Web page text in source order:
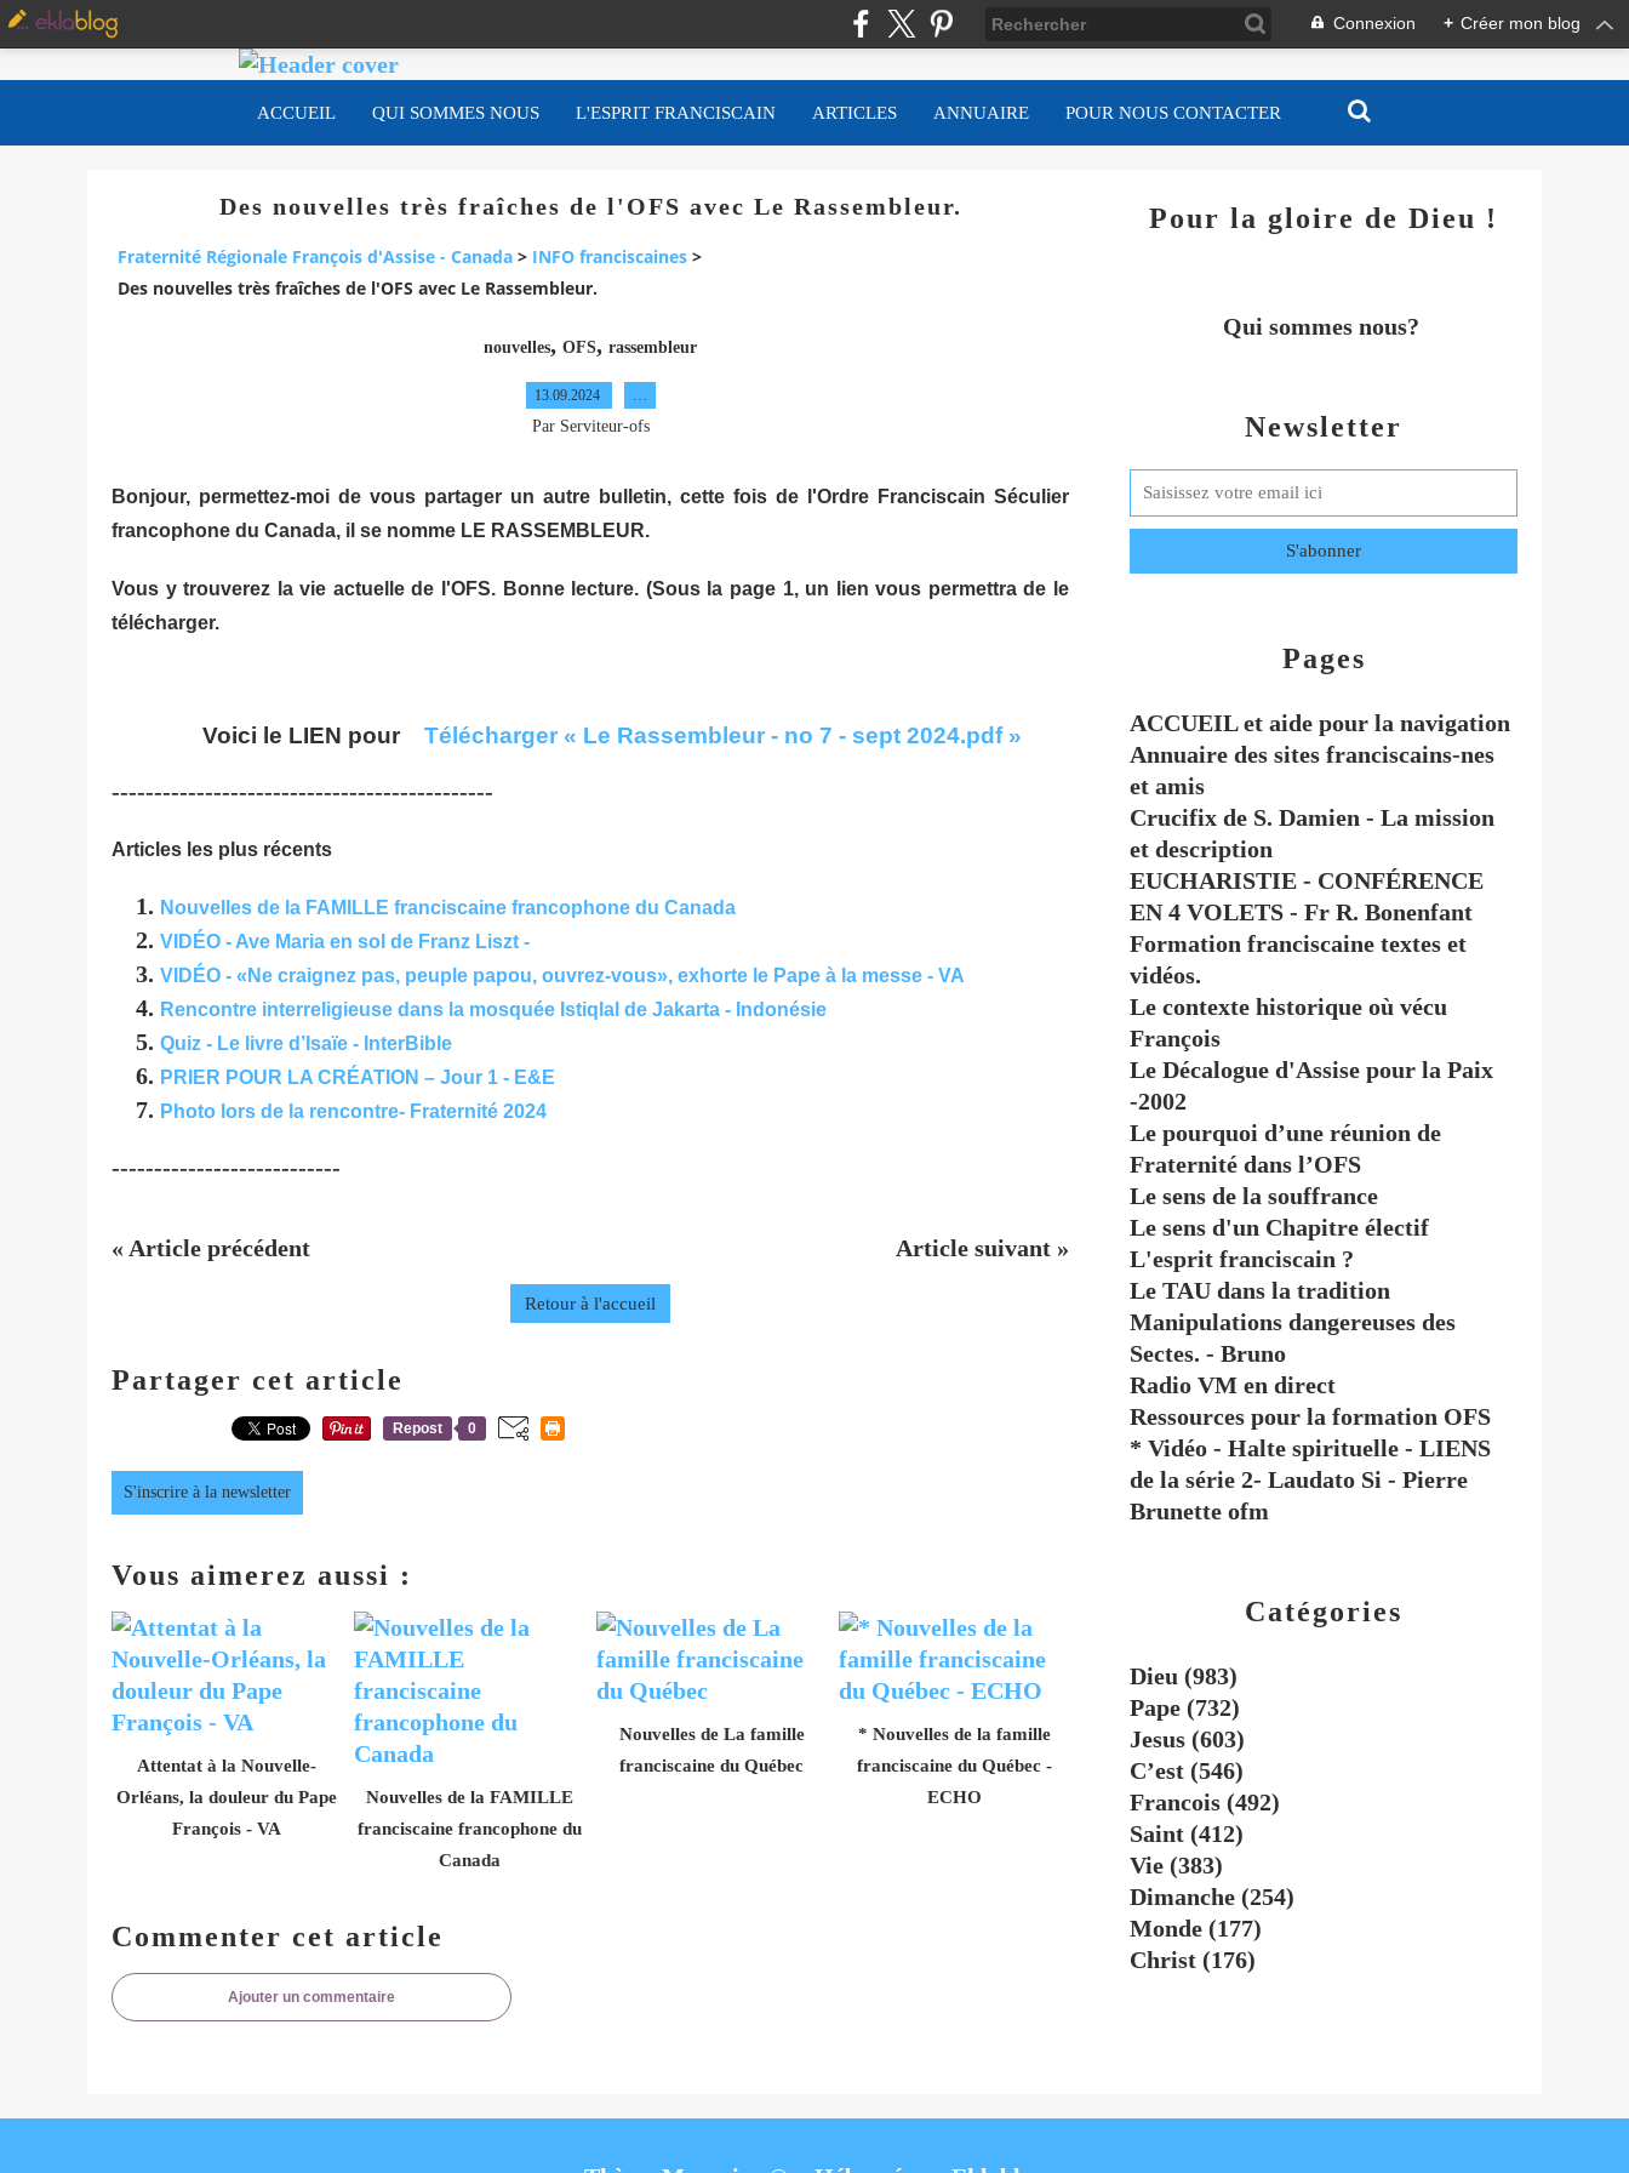
Connexion + Créer mon blog
ACCUEIL QUI SOMMES NOUS L'ESPRIT FRANCISCAIN ARTICLES ANNUAIRE POUR NOUS CONTACTER
Des nouvelles très fraîches de l'OFS avec Le Rassembleur.
Fraternité Régionale François d'Assise - Canada > INFO franciscaines >
Des nouvelles très fraîches de l'OFS avec Le Rassembleur.
nouvelles, OFS, rassembleur
13.09.2024
Par Serviteur-ofs
Bonjour, permettez-moi de vous partager un autre bulletin, cette fois de l'Ordre Franciscain Séculier
francophone du Canada, il se nomme LE RASSEMBLEUR.
Vous y trouverez la vie actuelle de l'OFS. Bonne lecture. (Sous la page 1, un lien vous permettra de le
télécharger.
Voici le LIEN pour Télécharger « Le Rassembleur - no 7 - sept 2024.pdf »
---------------------------------------------
Articles les plus récents
Nouvelles de la FAMILLE franciscaine francophone du Canada
VIDÉO - Ave Maria en sol de Franz Liszt -
VIDÉO - «Ne craignez pas, peuple papou, ouvrez-vous», exhorte le Pape à la messe - VA
Rencontre interreligieuse dans la mosquée Istiqlal de Jakarta - Indonésie
Quiz - Le livre d’Isaïe - InterBible
PRIER POUR LA CRÉATION – Jour 1 - E&E
Photo lors de la rencontre- Fraternité 2024
---------------------------
« Article précédent Article suivant »
Retour à l'accueil
Partager cet article
Repost 0
S'inscrire à la newsletter
Vous aimerez aussi :
Attentat à la Nouvelle-
Orléans, la douleur du Pape
François - VA
Nouvelles de la FAMILLE
franciscaine francophone du
Canada
Nouvelles de La famille
franciscaine du Québec
* Nouvelles de la famille
franciscaine du Québec -
ECHO
Commenter cet article
Ajouter un commentaire
Newsletter
Catégories
Dieu (983)
Pape (732)
Jesus (603)
C’est (546)
Francois (492)
Saint (412)
Vie (383)
Dimanche (254)
Monde (177)
Christ (176)
Pages
ACCUEIL et aide pour la navigation
Annuaire des sites franciscains-nes
et amis
Crucifix de S. Damien - La mission
et description
EUCHARISTIE - CONFÉRENCE
EN 4 VOLETS - Fr R. Bonenfant
Formation franciscaine textes et
vidéos.
Le contexte historique où vécu
François
Le Décalogue d'Assise pour la Paix
-2002
Le pourquoi d’une réunion de
Fraternité dans l’OFS
Le sens de la souffrance
Le sens d'un Chapitre électif
L'esprit franciscain ?
Le TAU dans la tradition
Manipulations dangereuses des
Sectes. - Bruno
Radio VM en direct
Ressources pour la formation OFS
* Vidéo - Halte spirituelle - LIENS
de la série 2- Laudato Si - Pierre
Brunette ofm
Pour la gloire de Dieu !
Qui sommes nous?